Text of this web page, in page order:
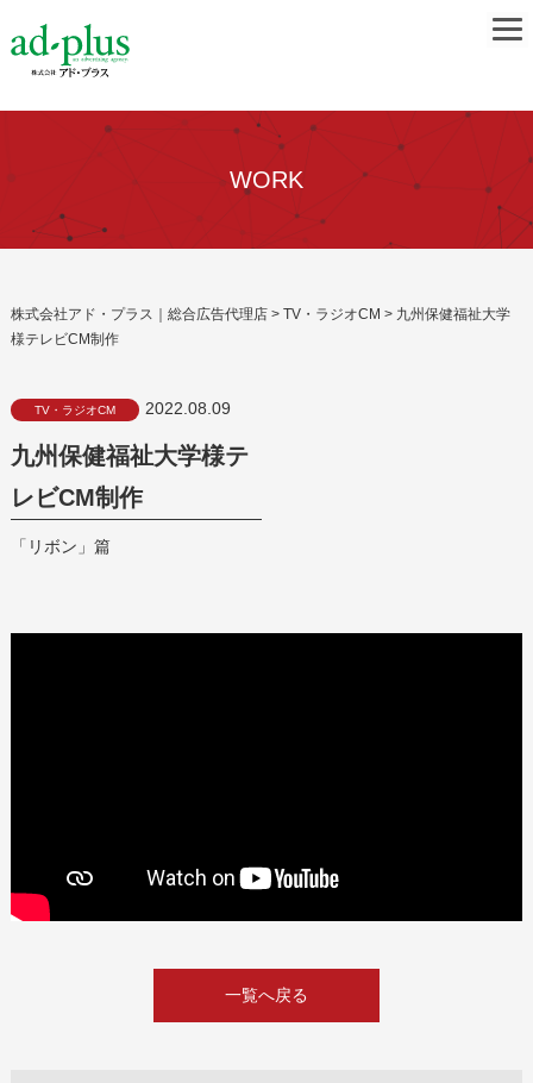
WORK
株式会社アド・プラス｜総合広告代理店> TV・ラジオCM > 九州保健福祉大学
様テレビCM制作
TV・ラジオCM 2022.08.09
九州保健福祉大学様テ
レビCM制作
「リボン」篇
一覧へ戻る